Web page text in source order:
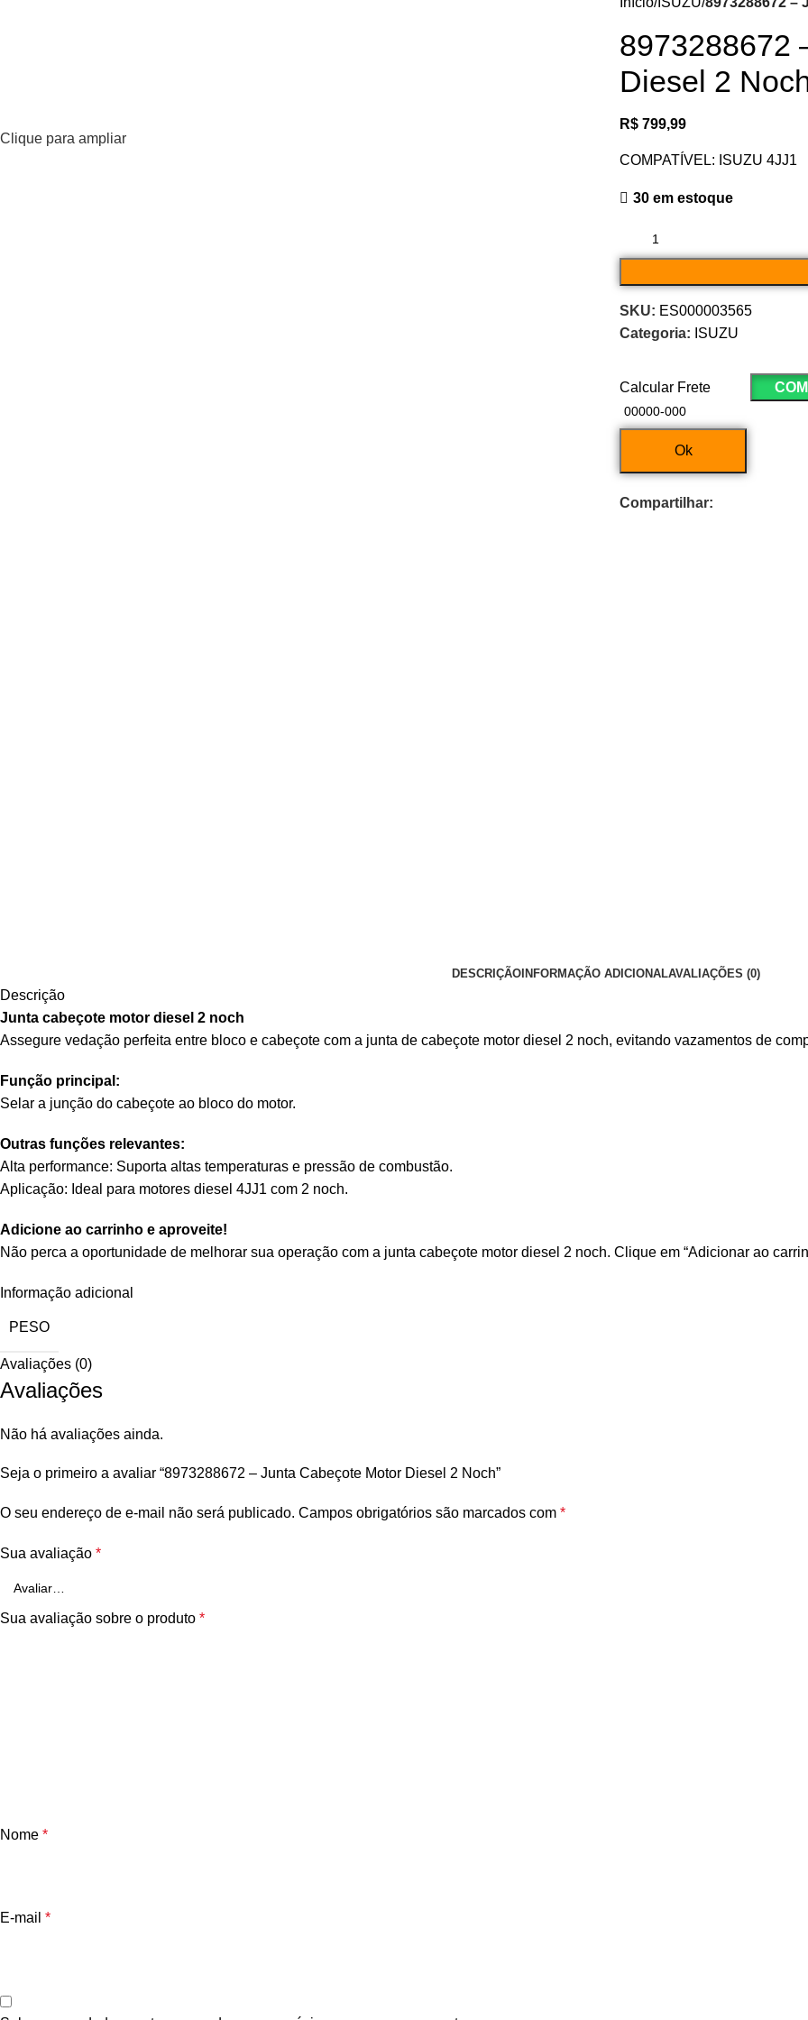
Clique para ampliar
8973288672
Diesel 2
R$ 799,99
COMPATÍVEL: ISUZU 4JJ1
30 em estoque
SKU: ES000003565
Categoria: ISUZU
Calcular Frete
Ok
Compartilhar:
DESCRIÇÃO INFORMAÇÃO ADICIONALAVALIAÇÕES (0)
Descrição
Junta cabeçote motor diesel 2 noch
Assegure vedação perfeita entre bloco e cabeçote com a junta de cabeçote motor diesel 2 noch, evitando vazamentos de
Função principal:
Selar a junção do cabeçote ao bloco do motor.
Outras funções relevantes:
Alta performance: Suporta altas temperaturas e pressão de combustão.
Aplicação: Ideal para motores diesel 4JJ1 com 2 noch.
Adicione ao carrinho e aproveite!
Não perca a oportunidade de melhorar sua operação com a junta cabeçote motor diesel 2 noch. Clique em “Adicionar ao
Informação adicional
PESO
Avaliações (0)
Avaliações
Não há avaliações ainda.
Seja o primeiro a avaliar “8973288672 – Junta Cabeçote Motor Diesel 2 Noch”
O seu endereço de e-mail não será publicado. Campos obrigatórios são marcados com *
Sua avaliação *
Sua avaliação sobre o produto *
Nome *
E-mail *